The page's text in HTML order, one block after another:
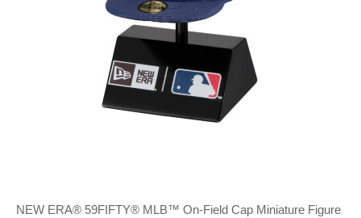
NEW ERA® 59FIFTY® MLB™ On-Field Cap Miniature Figure